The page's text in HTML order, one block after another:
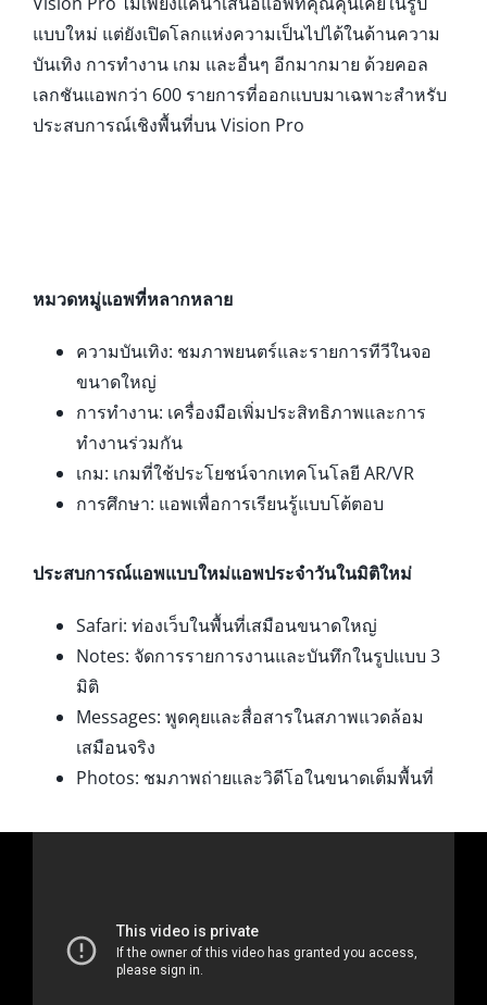
แบบใหม่ แต่ยังเปิดโลกแห่งความเป็นไปได้ในด้านความ
บันเทิง การทำงาน เกม และอื่นๆ อีกมากมาย ด้วยคอล
เลกชันแอพกว่า 600 รายการที่ออกแบบมาเฉพาะสำหรับ
ประสบการณ์เชิงพื้นที่บน Vision Pro
หมวดหมู่แอพที่หลากหลาย
ความบันเทิง: ชมภาพยนตร์และรายการทีวีในจอ
ขนาดใหญ่
การทำงาน: เครื่องมือเพิ่มประสิทธิภาพและการ
ทำงานร่วมกัน
เกม: เกมที่ใช้ประโยชน์จากเทคโนโลยี AR/VR
การศึกษา: แอพเพื่อการเรียนรู้แบบโต้ตอบ
ประสบการณ์แอพแบบใหม่แอพประจำวันในมิติใหม่
Safari: ท่องเว็บในพื้นที่เสมือนขนาดใหญ่
Notes: จัดการรายการงานและบันทึกในรูปแบบ 3
มิติ
Messages: พูดคุยและสื่อสารในสภาพแวดล้อม
เสมือนจริง
Photos: ชมภาพถ่ายและวิดีโอในขนาดเต็มพื้นที่